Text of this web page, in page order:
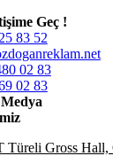
Geç !
83 52
02 83
02 83
Türeli Gross Hall,